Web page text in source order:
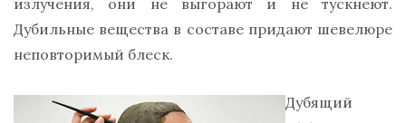
излучения, они не выгорают и не тускнеют.
Дубильные вещества в составе придают шевелюре
неповторимый блеск.
Дубящий